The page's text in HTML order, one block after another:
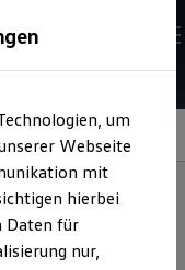
Heck
um
Webseite
mit
hierbei
Daten für
nur,